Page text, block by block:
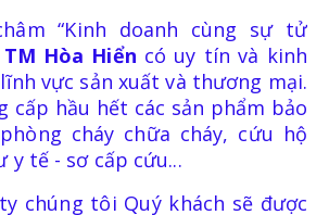
“Kinh doanh cùng sự tử
TM Hòa Hiển có uy tín và kinh
vực sản xuất và thương mại.
cấp hầu hết các sản phẩm bảo
cháy chữa cháy, cứu hộ
y tế - sơ cấp cứu...
chúng tôi Quý khách sẽ được